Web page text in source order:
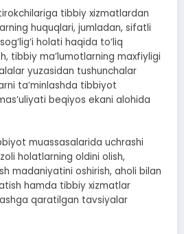
tibbiy xizmatlardan
huquqlari, jumladan, sifatli
holati haqida to‘liq
tibbiy ma’lumotlarning maxfiyligi
yuzasidan tushunchalar
ta’minlashda tibbiyot
beqiyos ekani alohida
muassasalarida uchrashi
holatlarning oldini olish,
madaniyatini oshirish, aholi bilan
hamda tibbiy xizmatlar
qaratilgan tavsiyalar